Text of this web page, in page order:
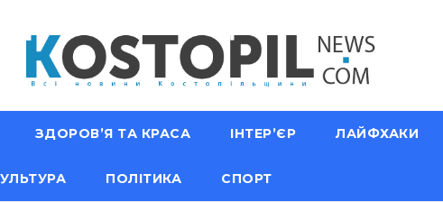
ЗДОРОВ’Я ТА КРАСА ІНТЕР’ЄР ЛАЙФХАКИ
ПОЛІТИКА СПОРТ